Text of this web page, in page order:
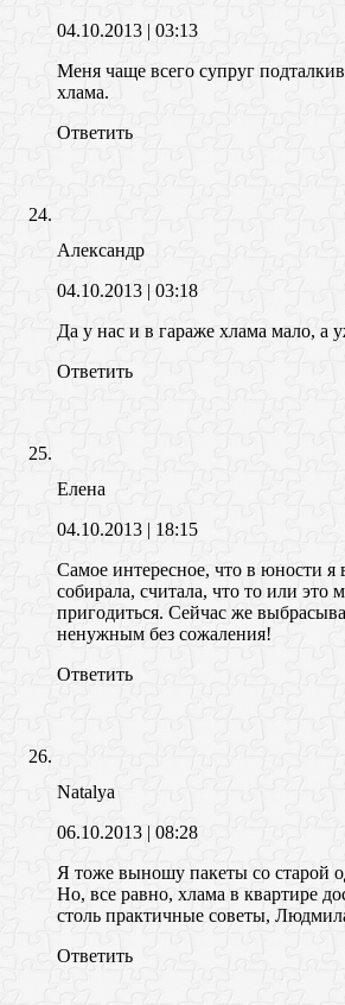
04.10.2013 | 03:13
Меня чаще всего супруг
хлама.
Ответить
Александр
04.10.2013 | 03:18
Да у нас и в гараже хлама мало, а
Ответить
Елена
04.10.2013 | 18:15
Самое интересное, что в юности я
собирала, считала, что то или это
пригодиться. Сейчас же
ненужным без сожаления!
Ответить
Natalya
06.10.2013 | 08:28
Я тоже выношу пакеты со старой
Но, все равно, хлама в квартире
столь практичные советы,
Ответить